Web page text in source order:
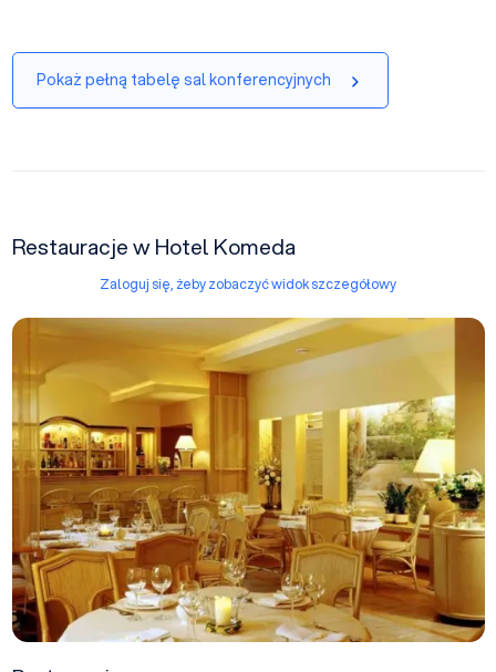
Pokaż pełną tabelę sal konferencyjnych
Restauracje w Hotel Komeda
Zaloguj się, żeby zobaczyć widok szczegółowy